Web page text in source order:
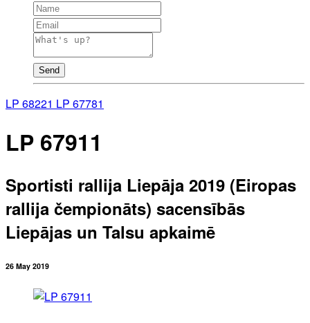
Send
LP 68221 LP 67781
LP 67911
Sportisti rallija Liepāja 2019 (Eiropas
rallija čempionāts) sacensībās
Liepājas un Talsu apkaimē
26 May 2019